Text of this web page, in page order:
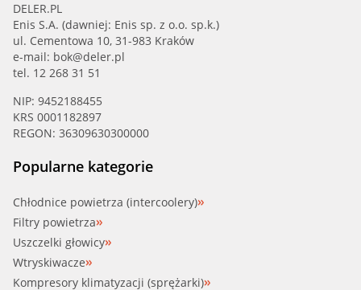
DELER.PL
Enis S.A. (dawniej: Enis sp. z o.o. sp.k.)
ul. Cementowa 10, 31-983 Kraków
e-mail: bok@deler.pl
tel. 12 268 31 51
NIP: 9452188455
KRS 0001182897
REGON: 36309630300000
Popularne kategorie
Chłodnice powietrza (intercoolery)
Filtry powietrza
Uszczelki głowicy
Wtryskiwacze
Kompresory klimatyzacji (sprężarki)